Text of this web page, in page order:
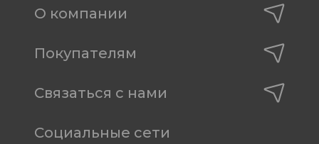
О компании
Покупателям
Связаться с нами
Социальные сети